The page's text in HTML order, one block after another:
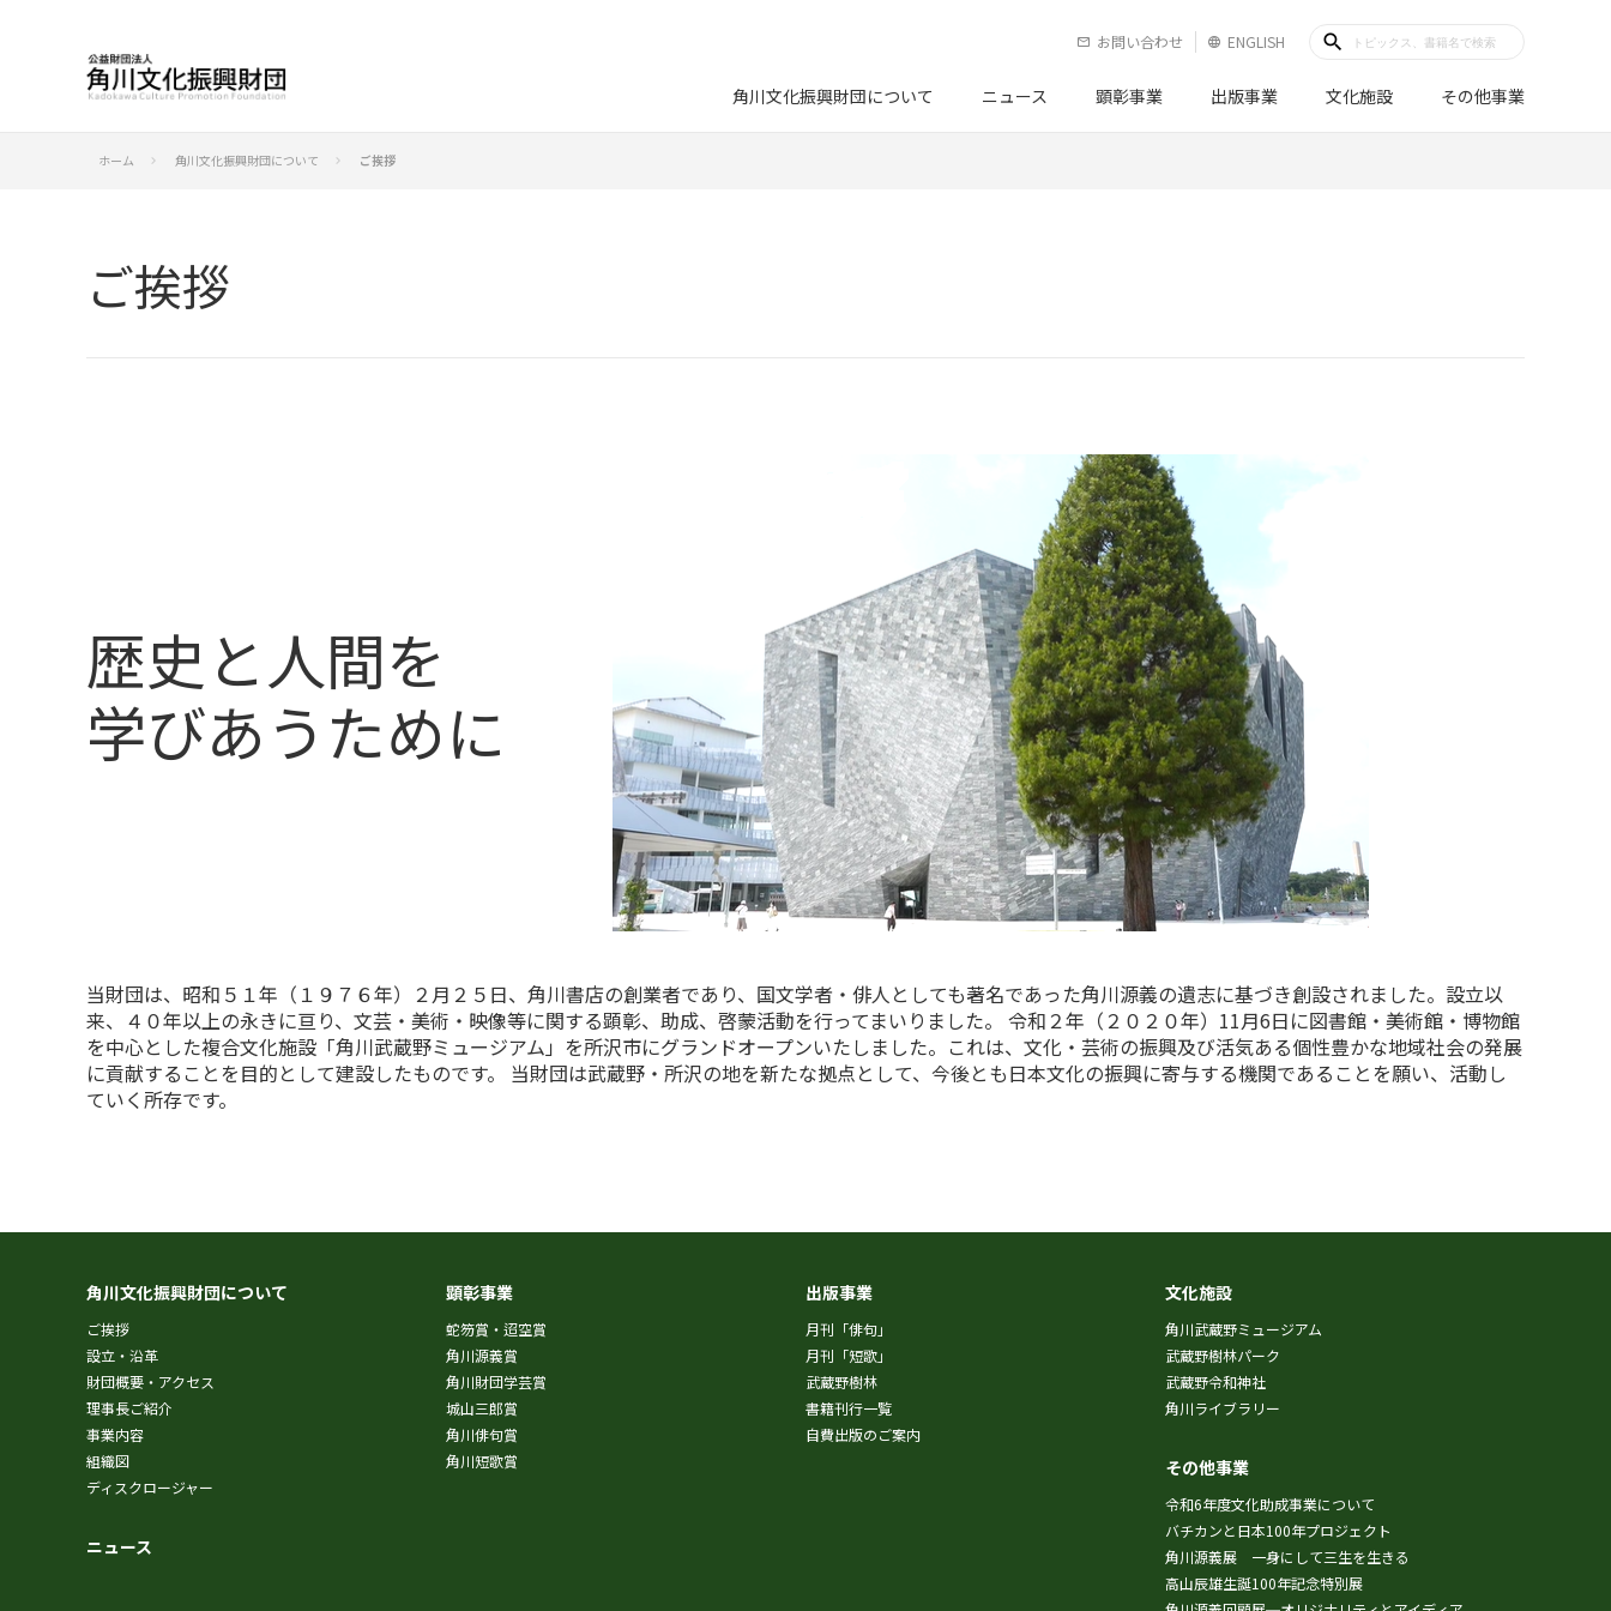
mail_outline お問い合わせ language ENGLISH search
角川文化振興財団について ニュース 顕彰事業 出版事業 文化施設 その他事業
ホーム keyboard_arrow_right 角川文化振興財団について keyboard_arrow_right ご挨拶
ご挨拶
歴史と人間を
学びあうために
当財団は、昭和５１年（１９７６年）２月２５日、角川書店の創業者であり、国文学者・俳人としても著名であった角川源義の遺志に基づき創設されました。設立以
来、４０年以上の永きに亘り、文芸・美術・映像等に関する顕彰、助成、啓蒙活動を行ってまいりました。 令和２年（２０２０年）11月6日に図書館・美術館・博物館
を中心とした複合文化施設「角川武蔵野ミュージアム」を所沢市にグランドオープンいたしました。これは、文化・芸術の振興及び活気ある個性豊かな地域社会の発展
に貢献することを目的として建設したものです。 当財団は武蔵野・所沢の地を新たな拠点として、今後とも日本文化の振興に寄与する機関であることを願い、活動し
ていく所存です。
角川文化振興財団について
ご挨拶
設立・沿革
財団概要・アクセス
理事長ご紹介
事業内容
組織図
ディスクロージャー
ニュース
顕彰事業
蛇笏賞・迢空賞
角川源義賞
角川財団学芸賞
城山三郎賞
角川俳句賞
角川短歌賞
出版事業
月刊「俳句」
月刊「短歌」
武蔵野樹林
書籍刊行一覧
自費出版のご案内
文化施設
角川武蔵野ミュージアム
武蔵野樹林パーク
武蔵野令和神社
角川ライブラリー
その他事業
令和6年度文化助成事業について
バチカンと日本100年プロジェクト
角川源義展 一身にして三生を生きる
高山辰雄生誕100年記念特別展